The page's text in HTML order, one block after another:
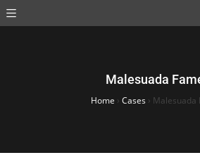
Malesuada
Home › Cases › Malesuada